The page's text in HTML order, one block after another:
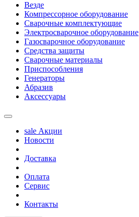
Везде
Компрессорное оборудование
Сварочные комплектующие
Электросварочное оборудование
Газосварочное оборудование
Средства защиты
Сварочные материалы
Приспособления
Генераторы
Абразив
Аксессуары
sale Акции
Новости
Доставка
Оплата
Сервис
Контакты